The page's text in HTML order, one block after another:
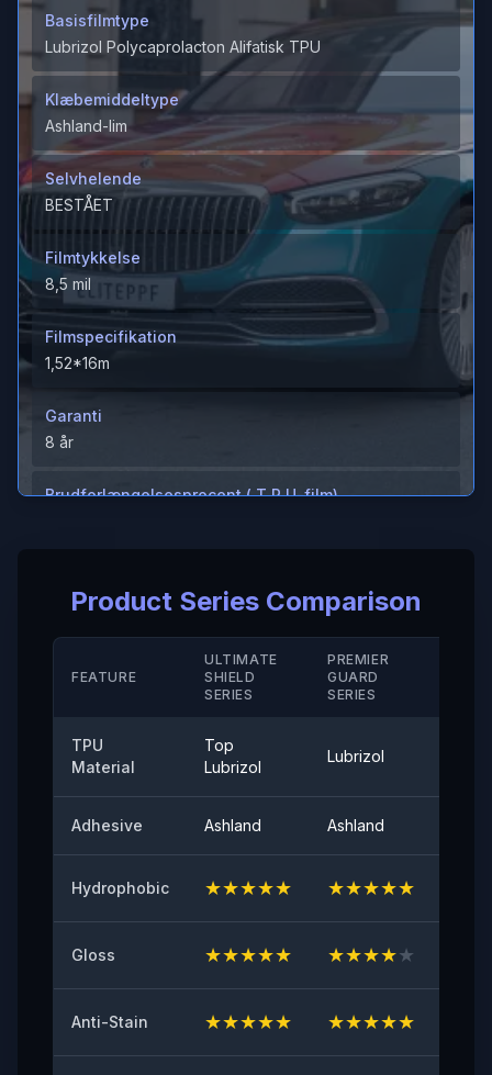
Basisfilmtype
Lubrizol Polycaprolacton Alifatisk TPU
Klæbemiddeltype
Ashland-lim
Selvhelende
BESTÅET
Filmtykkelse
8,5 mil
Filmspecifikation
1,52*16m
Garanti
8 år
Brudforlængelsesprocent ( T P U-film)
＞280（%）
Temperaturbestandighed
-40°-120°
≤0,35 (N/25mm)
Oprindelig klæbeevne
≤2
Product Series Comparison
FEATURE
ULTIMATE
SHIELD
SERIES
PREMIER
GUARD
SERIES
TPU
Material
Top
Lubrizol
Lubrizol
Adhesive Ashland Ashland
Hydrophobic ★★★★★ ★★★★★
Gloss ★★★★★ ★★★★★
Anti-Stain ★★★★★ ★★★★★